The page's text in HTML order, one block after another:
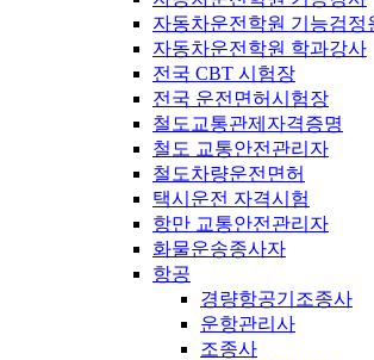
자동차운전학원 기능검정
자동차운전학원 학과강사
전국 CBT 시험장
전국 운전면허시험장
철도교통관제자격증명
철도 교통안전관리자
철도차량운전면허
택시운전 자격시험
항만 교통안전관리자
화물운송종사자
항공
경량항공기조종사
운항관리사
조종사